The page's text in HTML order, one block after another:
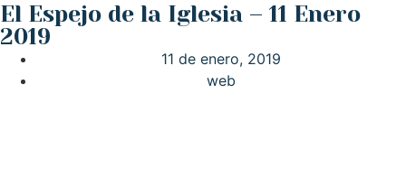
El Espejo de la Iglesia – 11 Enero
2019
11 de enero, 2019
web